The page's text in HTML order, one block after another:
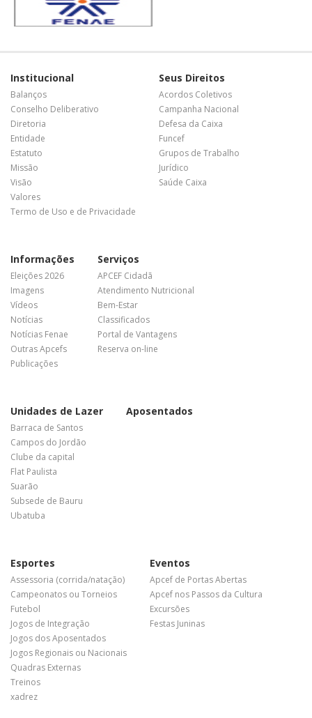
Institucional
Balanços
Conselho Deliberativo
Diretoria
Entidade
Estatuto
Missão
Visão
Valores
Termo de Uso e de Privacidade
Seus Direitos
Acordos Coletivos
Campanha Nacional
Defesa da Caixa
Funcef
Grupos de Trabalho
Jurídico
Saúde Caixa
Informações
Eleições 2026
Imagens
Vídeos
Notícias
Notícias Fenae
Outras Apcefs
Publicações
Serviços
APCEF Cidadã
Atendimento Nutricional
Bem-Estar
Classificados
Portal de Vantagens
Reserva on-line
Unidades de Lazer
Barraca de Santos
Campos do Jordão
Clube da capital
Flat Paulista
Suarão
Subsede de Bauru
Ubatuba
Aposentados
Esportes
Assessoria (corrida/natação)
Campeonatos ou Torneios
Futebol
Jogos de Integração
Jogos dos Aposentados
Jogos Regionais ou Nacionais
Quadras Externas
Treinos
xadrez
Eventos
Apcef de Portas Abertas
Apcef nos Passos da Cultura
Excursões
Festas Juninas